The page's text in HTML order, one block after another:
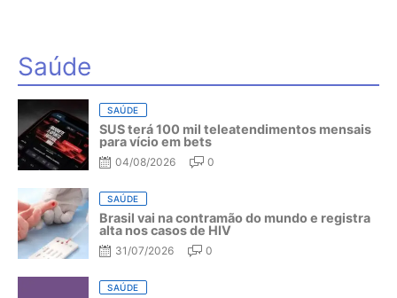
Saúde
SAÚDE
SUS terá 100 mil teleatendimentos mensais
para vício em bets
04/08/2026 0
SAÚDE
Brasil vai na contramão do mundo e registra
alta nos casos de HIV
31/07/2026 0
SAÚDE